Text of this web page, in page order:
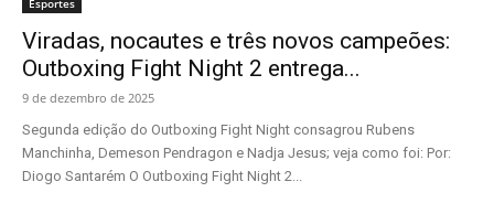
Esportes
Viradas, nocautes e três novos campeões:
Outboxing Fight Night 2 entrega...
9 de dezembro de 2025
Segunda edição do Outboxing Fight Night consagrou Rubens
Manchinha, Demeson Pendragon e Nadja Jesus; veja como foi: Por:
Diogo Santarém O Outboxing Fight Night 2...